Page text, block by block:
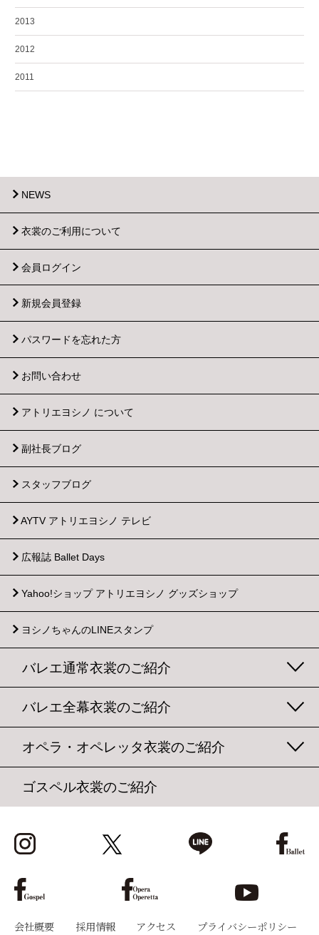
2013
2012
2011
NEWS
衣裳のご利用について
会員ログイン
新規会員登録
パスワードを忘れた方
お問い合わせ
アトリエヨシノ について
副社長ブログ
スタッフブログ
AYTV アトリエヨシノ テレビ
広報誌 Ballet Days
Yahoo!ショップ アトリエヨシノ グッズショップ
ヨシノちゃんのLINEスタンプ
バレエ通常衣裳のご紹介
バレエ全幕衣裳のご紹介
オペラ・オペレッタ衣裳のご紹介
ゴスペル衣裳のご紹介
会社概要 採用情報 アクセス
プライバシーポリシー